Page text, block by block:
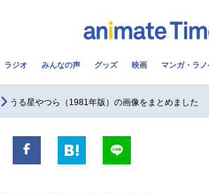
ラジオ みんなの声 グッズ 映画 マンガ・ラノ
うる星やつら（1981年版）の画像をまとめました